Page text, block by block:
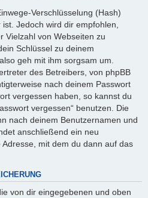
Verschlüsselung (Hash)
Jedoch wird dir empfohlen,
Vielzahl von Webseiten zu
Schlüssel zu deinem
geh mit ihm sorgsam um.
des Betreibers, von phpBB
nach deinem Passwort
vergessen haben, so kannst du
vergessen“ benutzen. Die
nach deinem Benutzernamen und
anschließend ein neu
mit dem du dann auf das
von dir eingegebenen und oben